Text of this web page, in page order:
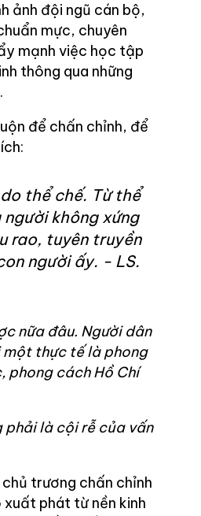
ảnh đội ngũ cán bộ,
mực, chuyên
mạnh việc học tập
thông qua những
để chấn chỉnh, để
thể chế. Từ thể
không xứng
rao, tuyên truyền
người ấy. - LS.
nữa đâu. Người dân
một thực tế là phong
phong cách Hồ Chí
phải là cội rễ của vấn
trương chấn chỉnh
phát từ nền kinh